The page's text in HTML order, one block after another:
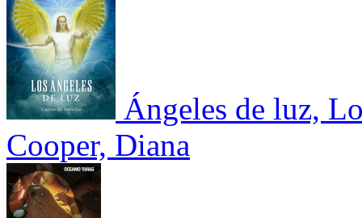
Ángeles de luz,
Cooper, Diana